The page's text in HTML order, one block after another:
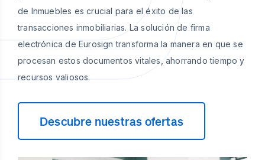
de Inmuebles es crucial para el éxito de las
transacciones inmobiliarias. La solución de firma
electrónica de Eurosign transforma la manera en que se
procesan estos documentos vitales, ahorrando tiempo y
recursos valiosos.
Descubre nuestras ofertas